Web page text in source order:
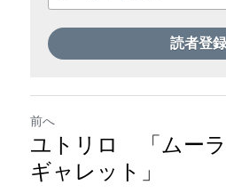
読者登録
前へ
ユトリロ 「ムーラ
ギャレット」